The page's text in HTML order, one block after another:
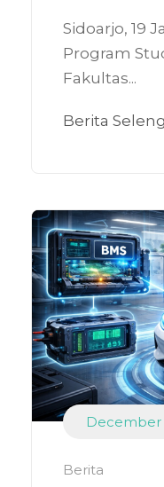
Sidoarjo, 19
Program
Fakultas...
Berita
December
Berita